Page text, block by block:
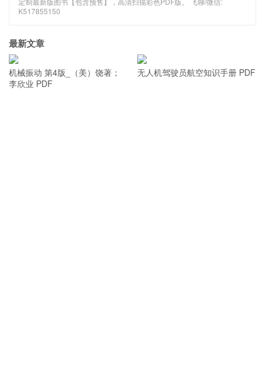
K517855150
最新文章
机械振动 第4版_（美）饶著；
李欣业 PDF
无人机驾驶员航空知识手册 PDF